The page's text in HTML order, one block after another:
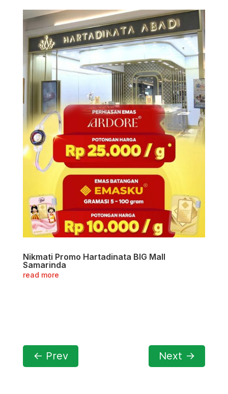
Nikmati Promo Hartadinata BIG Mall
Samarinda
read more
← Prev Next →